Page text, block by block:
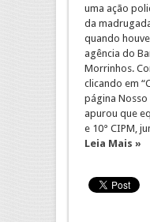
uma ação
da
quando
agência do
Morrinhos.
clicando em
página Nosso
apurou que
e 10° CIPM,
Leia Mais »